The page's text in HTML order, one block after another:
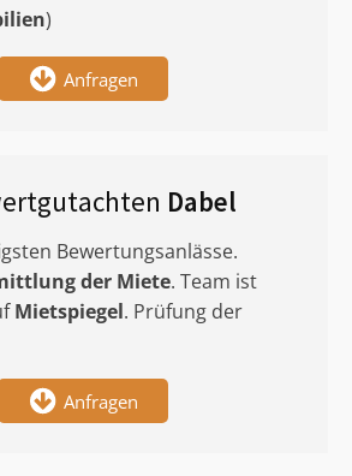
)
Anfragen
Dabel
Bewertungsanlässe.
der Miete. Team ist
Mietspiegel. Prüfung der
Anfragen